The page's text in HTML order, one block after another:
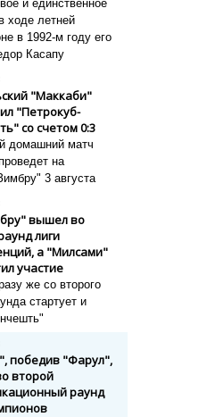
и единственное
ходе летней
в 1992-м году его
Касапу
"Маккаби"
"Петрокуб-
со счетом 0:3
домашний матч
на
3 августа
вышел во
лиги
а "Милсами"
участие
же со второго
стартует и
победив "Фарул",
второй
раунд